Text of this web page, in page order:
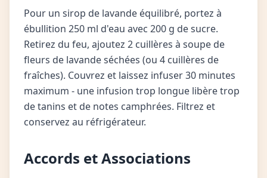
Pour un sirop de lavande équilibré, portez à
ébullition 250 ml d'eau avec 200 g de sucre.
Retirez du feu, ajoutez 2 cuillères à soupe de
fleurs de lavande séchées (ou 4 cuillères de
fraîches). Couvrez et laissez infuser 30 minutes
maximum - une infusion trop longue libère trop
de tanins et de notes camphrées. Filtrez et
conservez au réfrigérateur.
Accords et Associations